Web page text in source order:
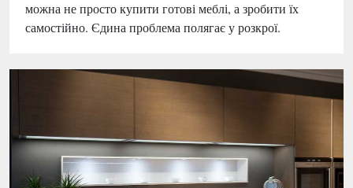
можна не просто купити готові меблі, а зробити їх
самостійно. Єдина проблема полягає у розкрої.